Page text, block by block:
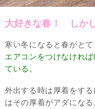
大好きな春！ しか
寒い冬になると春がと
エアコンをつけなけれ
ている。
外出する時は厚着をす
はその厚着がアダになる